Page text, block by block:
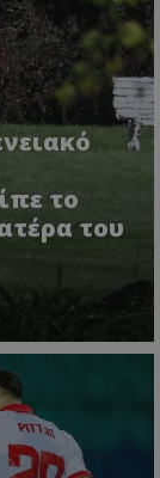
το
του